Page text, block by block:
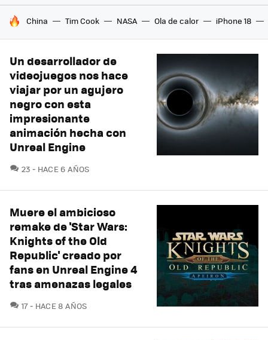
HOY SE HABLA DE
China Tim Cook NASA Ola de calor iPhone 18
Un desarrollador de
videojuegos nos hace
viajar por un agujero
negro con esta
impresionante
animación hecha con
Unreal Engine
23 COMENTARIOS
HACE 6 AÑOS
Muere el ambicioso
remake de 'Star Wars:
Knights of the Old
Republic' creado por
fans en Unreal Engine 4
tras amenazas legales
17COMENTARIOS
HACE 8 AÑOS